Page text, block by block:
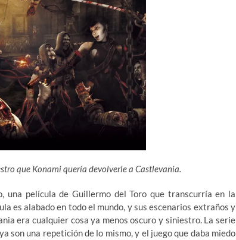
que Konami quería devolverle a Castlevania.
una película de Guillermo del Toro que transcurría en la
es alabado en todo el mundo, y sus escenarios extraños y
era cualquier cosa ya menos oscuro y siniestro. La serie
son una repetición de lo mismo, y el juego que daba miedo